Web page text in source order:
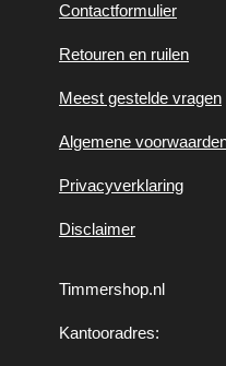
Contactformulier
Retouren en ruilen
Meest gestelde vragen
Algemene
Privacyverklaring
Disclaimer
Timmershop.nl
Kantooradres: